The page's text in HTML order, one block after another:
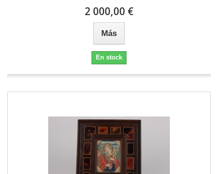
2 000,00 €
Más
En stock